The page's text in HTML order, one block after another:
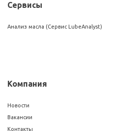
Сервисы
Анализ масла (Сервис LubeAnalyst)
Компания
Новости
Вакансии
Контакты